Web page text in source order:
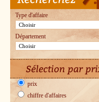
Type d'affaire
Département
prix
chiffre d'affaires